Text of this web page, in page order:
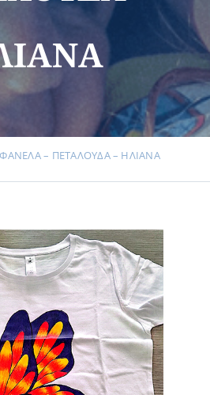
ΦΑΝΕΛΑ – ΠΕΤΑΛΟΥΔΑ – ΗΛΙΑΝΑ